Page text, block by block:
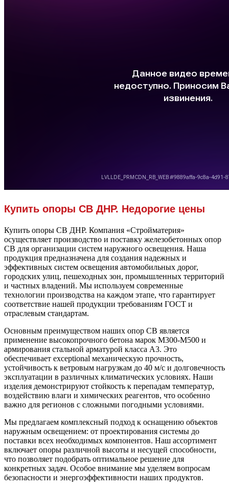
Купить опоры СВ ДНР. Недорогие цены
Купить опоры СВ ДНР. Компания «Стройматерия»
осуществляет производство и поставку железобетонных опор
СВ для организации систем наружного освещения. Наша
продукция предназначена для создания надежных и
эффективных систем освещения автомобильных дорог,
городских улиц, пешеходных зон, промышленных территорий
и частных владений. Мы используем современные
технологии производства на каждом этапе, что гарантирует
соответствие нашей продукции требованиям ГОСТ и
отраслевым стандартам.
Основным преимуществом наших опор СВ является
применение высокопрочного бетона марок М300-М500 и
армирования стальной арматурой класса А3. Это
обеспечивает exceptional механическую прочность,
устойчивость к ветровым нагрузкам до 40 м/с и долговечность
эксплуатации в различных климатических условиях. Наши
изделия демонстрируют стойкость к перепадам температур,
воздействию влаги и химических реагентов, что особенно
важно для регионов с сложными погодными условиями.
Мы предлагаем комплексный подход к оснащению объектов
наружным освещением: от проектирования системы до
поставки всех необходимых компонентов. Наш ассортимент
включает опоры различной высоты и несущей способности,
что позволяет подобрать оптимальное решение для
конкретных задач. Особое внимание мы уделяем вопросам
безопасности и энергоэффективности наших продуктов.